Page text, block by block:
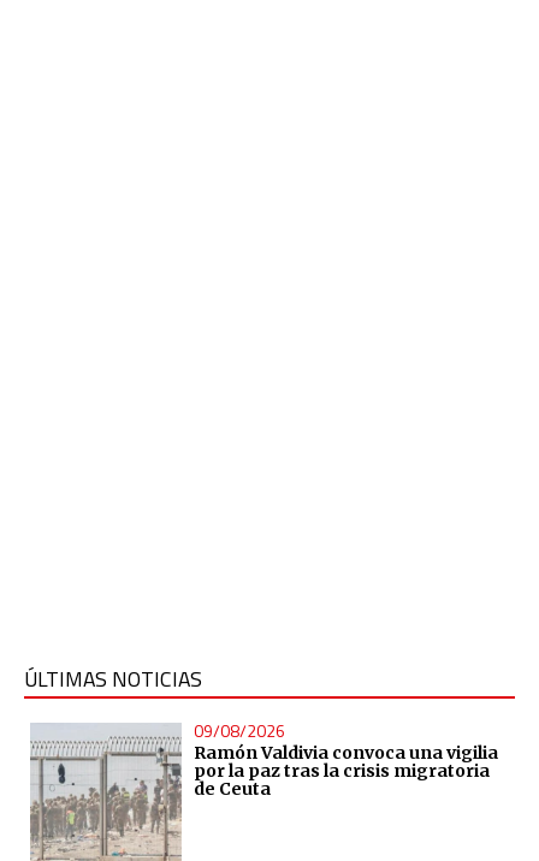
ÚLTIMAS NOTICIAS
09/08/2026
Ramón Valdivia convoca una vigilia
por la paz tras la crisis migratoria
de Ceuta